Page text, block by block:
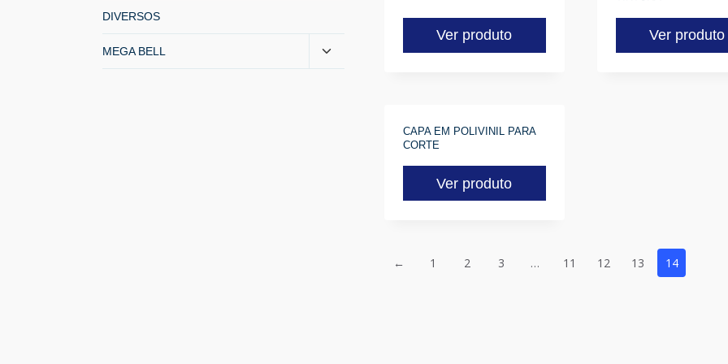
Ver produto Ver produto
CAPA EM POLIVINIL PARA
CORTE
Ver produto
← 1 2 3 … 11 12 13 14
DIVERSOS
MEGA BELL